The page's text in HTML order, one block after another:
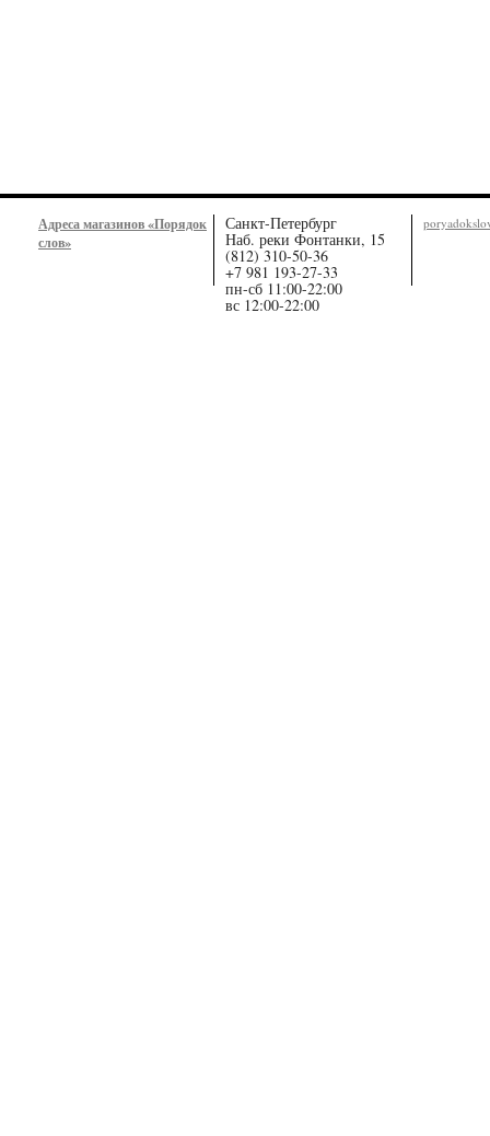
Адреса магазинов «Порядок
слов»
Санкт-Петербург
Наб. реки Фонтанки, 15
(812) 310-50-36
+7 981 193-27-33
пн-сб 11:00-22:00
вс 12:00-22:00